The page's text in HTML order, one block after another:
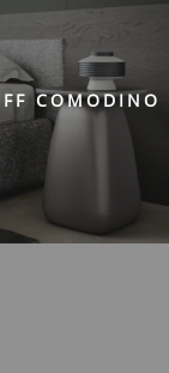
COMODINO